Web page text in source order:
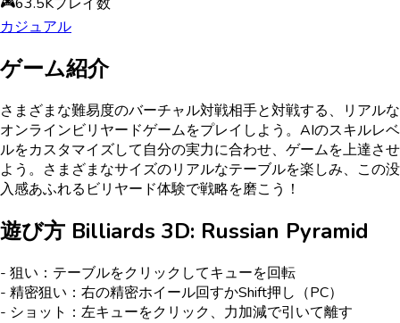
カジュアル
ゲーム紹介
さまざまな難易度のバーチャル対戦相手と対戦する、リアルな
オンラインビリヤードゲームをプレイしよう。AIのスキルレベ
ルをカスタマイズして自分の実力に合わせ、ゲームを上達させ
よう。さまざまなサイズのリアルなテーブルを楽しみ、この没
入感あふれるビリヤード体験で戦略を磨こう！
遊び方 Billiards 3D: Russian Pyramid
- 狙い：テーブルをクリックしてキューを回転
- 精密狙い：右の精密ホイール回すかShift押し（PC）
- ショット：左キューをクリック、力加減で引いて離す